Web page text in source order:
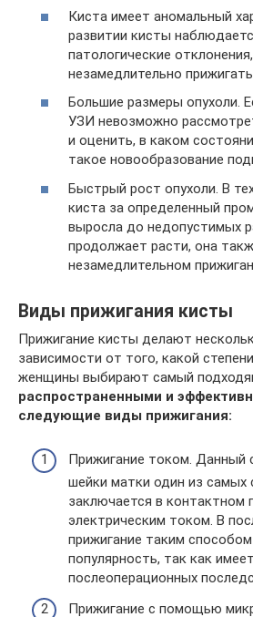
Киста имеет аномальный
развитии кисты
патологические
незамедлительно прижигать.
Большие размеры опухоли.
УЗИ невозможно
и оценить, в каком
такое новообразование
Быстрый рост опухоли. В
киста за определенный
выросла до недопустимых
продолжает расти, она
незамедлительном
Виды прижигания кисты
Прижигание кисты делают
зависимости от того, какой
женщины выбирают самый
распространенными и
следующие виды прижигания:
Прижигание током. Данный
шейки матки один из самых
заключается в контактном
электрическим током. В
прижигание таким
популярность, так как
послеоперационных
Прижигание с помощью